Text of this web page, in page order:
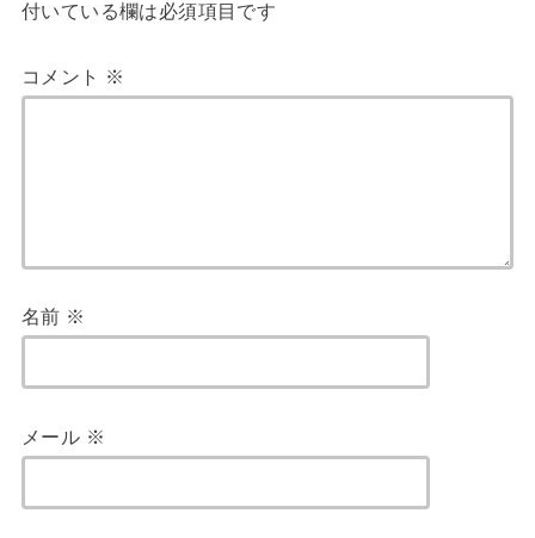
付いている欄は必須項目です
コメント ※
名前 ※
メール ※